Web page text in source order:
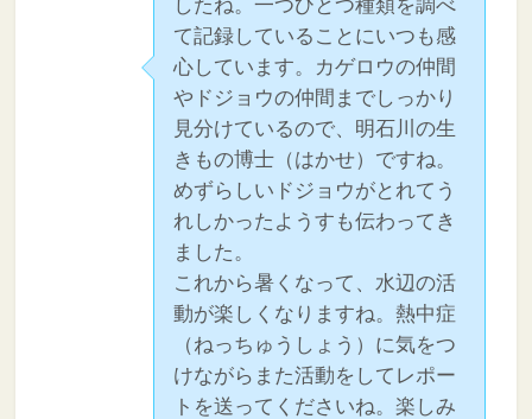
したね。一つひとつ種類を調べ
て記録していることにいつも感
心しています。カゲロウの仲間
やドジョウの仲間までしっかり
見分けているので、明石川の生
きもの博士（はかせ）ですね。
めずらしいドジョウがとれてう
れしかったようすも伝わってき
ました。
これから暑くなって、水辺の活
動が楽しくなりますね。熱中症
（ねっちゅうしょう）に気をつ
けながらまた活動をしてレポー
トを送ってくださいね。楽しみ